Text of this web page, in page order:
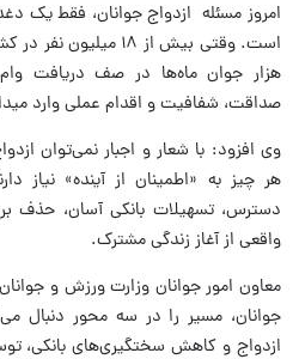
‏امروز مسئله ازدواج جوانان⁩، فقط یک
است. وقتی بیش از ۱۸
هزار جوان ماه‌ها در صف دریافت وام
صداقت، شفافیت و اقدام عملی وارد
وی افزود: ‏با شعار و اجبار نمی‌توان
هر چیز به «اطمینان از آینده» نیاز
دسترس، تسهیلات بانکی آسان، حذف
واقعی از آغاز زندگی مشترک.
معاون امور جوانان وزارت ورزش و
جوانان، مسیر را در سه محور دنبال
ازدواج و کاهش سختگیری‌های بانکی،